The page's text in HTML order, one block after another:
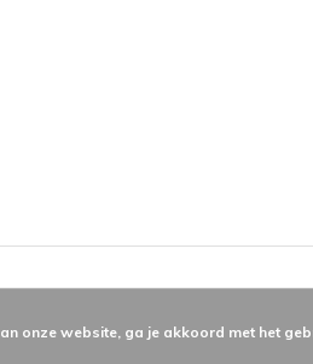
onze website, ga je akkoord met het